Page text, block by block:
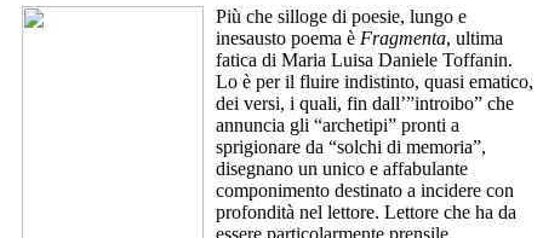
Più che silloge di poesie, lungo e
inesausto poema è Fragmenta, ultima
fatica di Maria Luisa Daniele Toffanin.
Lo è per il fluire indistinto, quasi ematico,
dei versi, i quali, fin dall’”introibo” che
annuncia gli “archetipi” pronti a
sprigionare da “solchi di memoria”,
disegnano un unico e affabulante
componimento destinato a incidere con
profondità nel lettore. Lettore che ha da